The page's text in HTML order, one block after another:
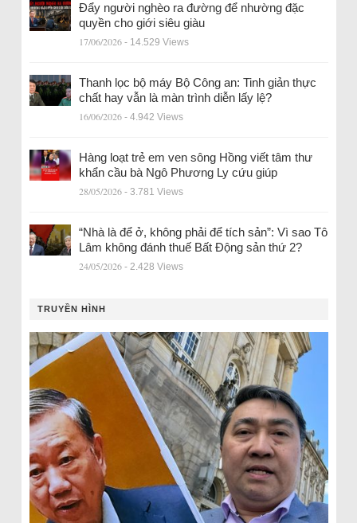
Đẩy người nghèo ra đường để nhường đặc
quyền cho giới siêu giàu
17/06/2026 - 14.529 Views
Thanh lọc bộ máy Bộ Công an: Tinh giản thực
chất hay vẫn là màn trình diễn lấy lệ?
16/06/2026 - 4.942 Views
Hàng loạt trẻ em ven sông Hồng viết tâm thư
khẩn cầu bà Ngô Phương Ly cứu giúp
28/05/2026 - 3.781 Views
“Nhà là để ở, không phải để tích sản”: Vì sao Tô
Lâm không đánh thuế Bất Động sản thứ 2?
24/05/2026 - 2.428 Views
TRUYỀN HÌNH